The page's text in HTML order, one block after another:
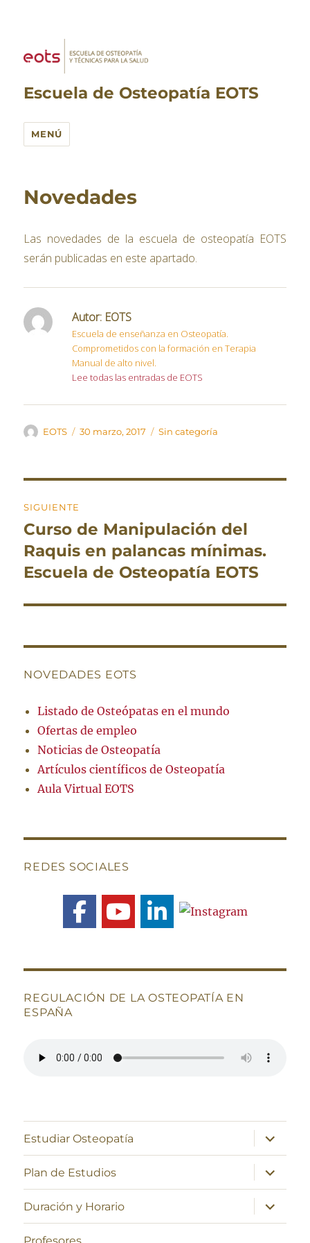
Escuela de Osteopatía EOTS
MENÚ
Novedades
Las novedades de la escuela de osteopatía EOTS
serán publicadas en este apartado.
Autor: EOTS
Escuela de enseñanza en Osteopatía.
Comprometidos con la formación en Terapia
Manual de alto nivel.
Lee todas las entradas de EOTS
Autor
EOTS
Publicado
30 marzo, 2017 Categorías
Sin categoría
de
entradas
SIGUIENTE
Entrada
siguiente:
Curso de Manipulación del
Raquis en palancas mínimas.
Escuela de Osteopatía EOTS
NOVEDADES EOTS
Listado de Osteópatas en el mundo
Ofertas de empleo
Noticias de Osteopatía
Artículos científicos de Osteopatía
Aula Virtual EOTS
REDES SOCIALES
REGULACIÓN DE LA OSTEOPATÍA EN
ESPAÑA
Estudiar Osteopatía
expande
el
menú
inferior
Plan de Estudios
expande
el
menú
inferior
Duración y Horario
expande
el
menú